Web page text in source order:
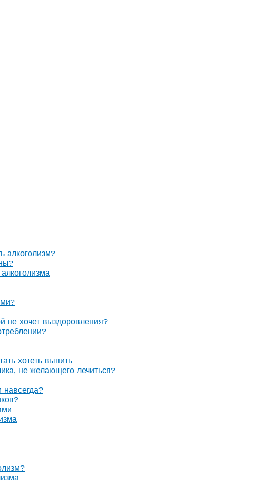
алкоголизм?
не хочет выздоровления?
хотеть выпить
не желающего лечиться?
навсегда?